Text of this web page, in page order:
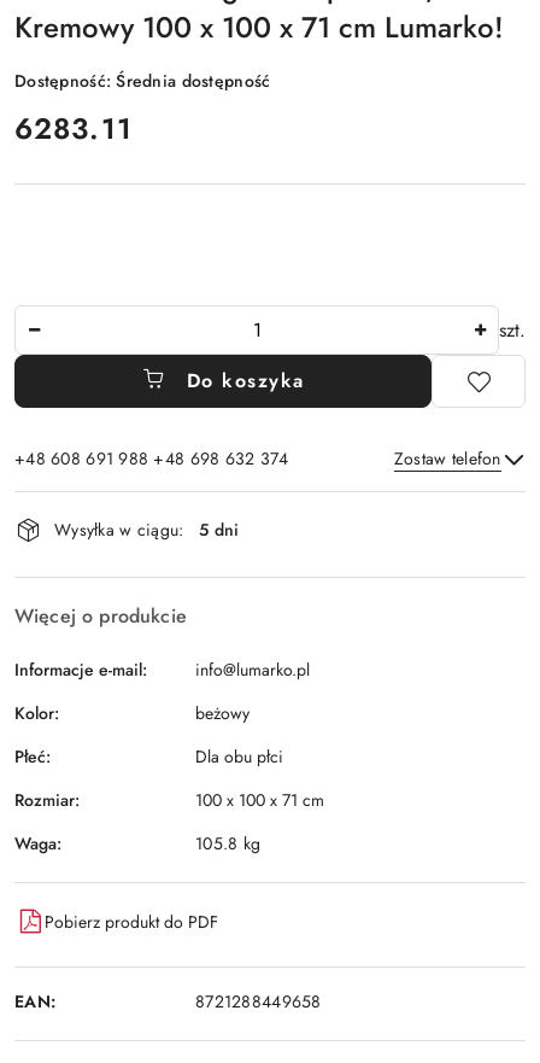
Kremowy 100 x 100 x 71 cm Lumarko!
Dostępność:Średnia dostępność
cena:
6283.11
szt.
Do koszyka
+48 608 691 988 +48 698 632 374 Zostaw telefon
Dostępność
i
dostawa
Wysyłka w ciągu: 5 dni
Więcej o produkcie
Informacje e-mail:
info@lumarko.pl
Kolor:
beżowy
Płeć:
Dla obu płci
Rozmiar:
100 x 100 x 71 cm
Waga:
105.8 kg
Pobierz produkt do PDF
EAN: 8721288449658